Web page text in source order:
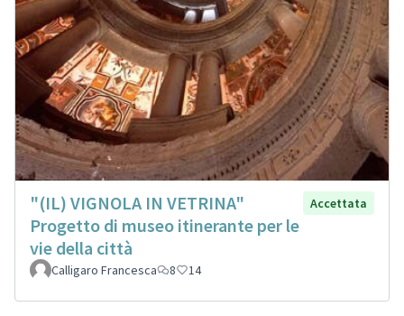
"(IL) VIGNOLA IN VETRINA"
Progetto di museo itinerante per le
vie della città
Accettata
Calligaro Francesca 8 14